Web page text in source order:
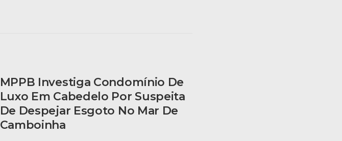
MPPB Investiga Condomínio De
Luxo Em Cabedelo Por Suspeita
De Despejar Esgoto No Mar De
Camboinha